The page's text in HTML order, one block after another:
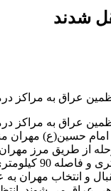
شدند
عراق به مراکز
عراق به مراکز
حسین(ع) مهران
از طریق مرز
تصادف دو دستگاه
و انتخاب مهران